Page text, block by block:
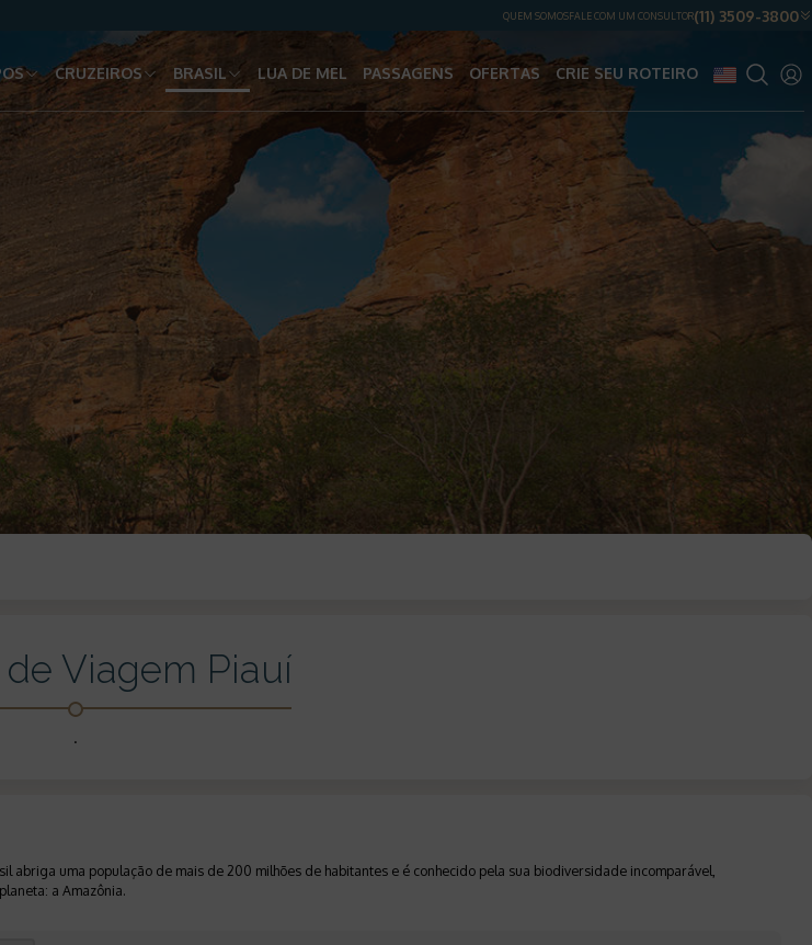
QUEM SOMOSFALE COM UM CONSULTOR(11) 3509-3800
CRUZEIROS BRASIL LUA DE MEL PASSAGENS OFERTAS CRIE SEU ROTEIRO
Viagem Piauí
.
abriga uma população de mais de 200 milhões de habitantes e é conhecido pela sua biodiversidade incomparável,
a Amazônia.